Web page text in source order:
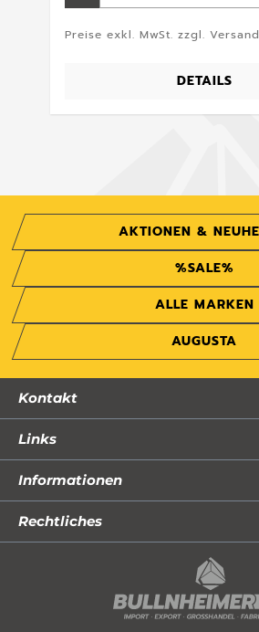
Preise exkl. MwSt. zzgl.
DETAILS
AKTIONEN &
%SALE%
ALLE MARKEN
AUGUSTA
Kontakt
Links
Informationen
Rechtliches